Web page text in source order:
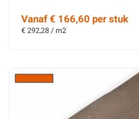
Vanaf € 166,60 per stuk
€ 292,28 / m2